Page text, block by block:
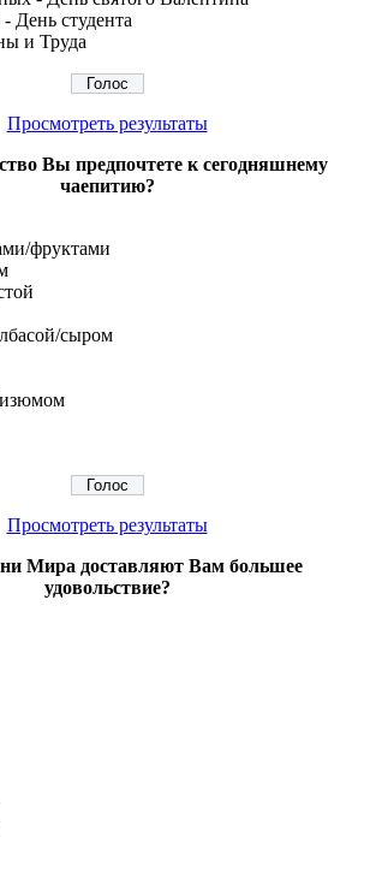
День студента
и Труда
Просмотреть результаты
Вы предпочтете к сегодняшнему
чаепитию?
фруктами
сыром
изюмом
Просмотреть результаты
Мира доставляют Вам большее
удовольствие?